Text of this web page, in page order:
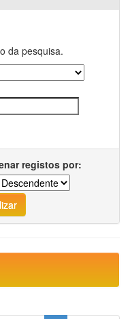
da pesquisa.
registos por: